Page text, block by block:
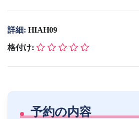
詳細: HIAH09
格付け:
予約の内容